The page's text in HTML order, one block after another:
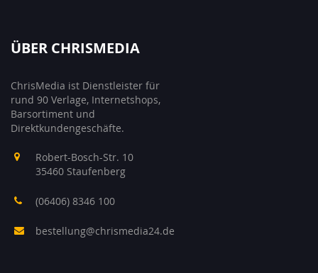
ÜBER CHRISMEDIA
ChrisMedia ist Dienstleister für
rund 90 Verlage, Internetshops,
Barsortiment und
Direktkundengeschäfte.
Robert-Bosch-Str. 10
35460 Staufenberg
(06406) 8346 100
bestellung@chrismedia24.de